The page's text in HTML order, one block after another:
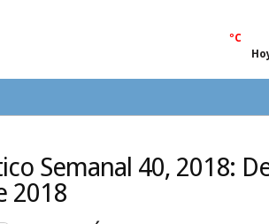
ºC
Semanal 40, 2018:
2018